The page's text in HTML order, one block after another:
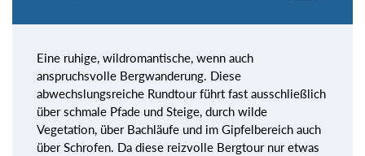
Eine ruhige, wildromantische, wenn auch
anspruchsvolle Bergwanderung. Diese
abwechslungsreiche Rundtour führt fast ausschließlich
über schmale Pfade und Steige, durch wilde
Vegetation, über Bachläufe und im Gipfelbereich auch
über Schrofen. Da diese reizvolle Bergtour nur etwas